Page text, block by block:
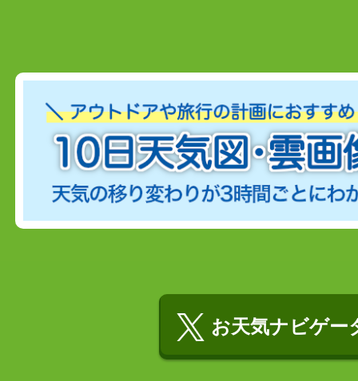
お天気ナビゲー